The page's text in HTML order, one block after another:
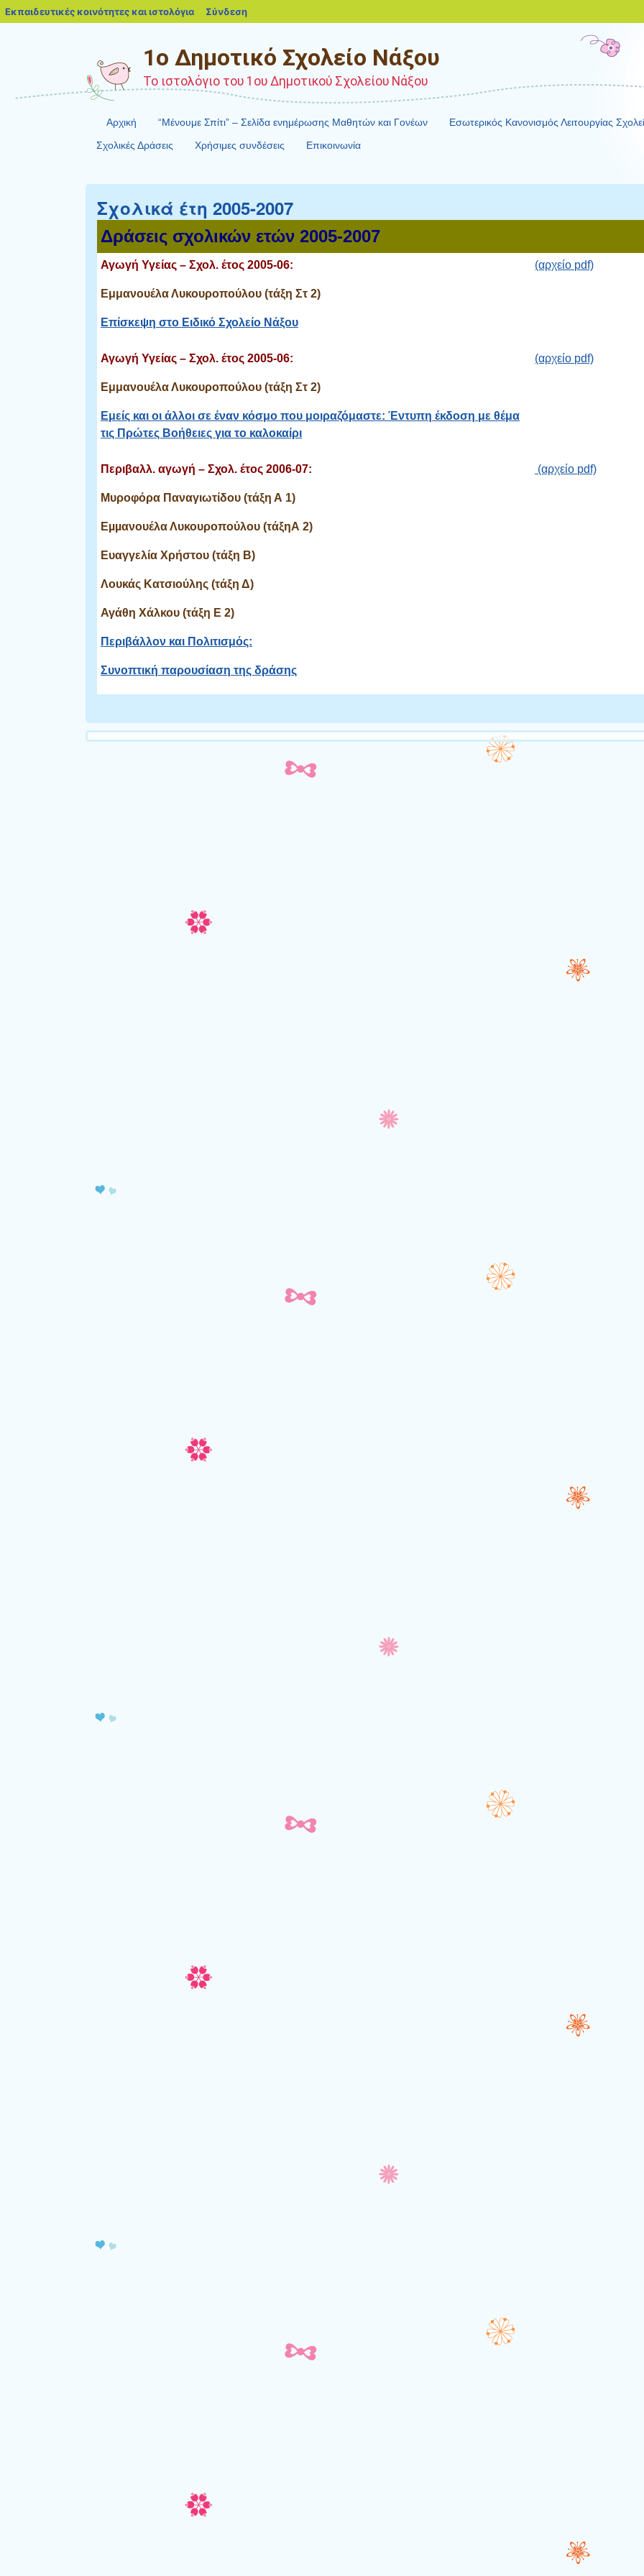
1ο Δημοτικό Σχολείο Νάξου
Το ιστολόγιο του 1ου Δημοτικού Σχολείου Νάξου
Αρχική “Mένουμε Σπίτι” – Σελίδα ενημέρωσης Μαθητών και Γονέων Εσωτερικός Κανονισμός Λειτουργίας
Σχολικές Δράσεις
Χρήσιμες συνδέσεις Επικοινωνία
Σχολικά έτη 2005-2007
Δράσεις σχολικών ετών 2005-2007
Αγωγή Υγείας – Σχολ. έτος 2005-06:
Εμμανουέλα Λυκουροπούλου (τάξη Στ 2)
Επίσκεψη στο Ειδικό Σχολείο Νάξου
(αρχείο pdf)
Αγωγή Υγείας – Σχολ. έτος 2005-06:
Εμμανουέλα Λυκουροπούλου (τάξη Στ 2)
Εμείς και οι άλλοι σε έναν κόσμο που μοιραζόμαστε: Έντυπη έκδοση με θέμα
τις Πρώτες Βοήθειες για το καλοκαίρι
(αρχείο pdf)
Περιβαλλ. αγωγή – Σχολ. έτος 2006-07:
Μυροφόρα Παναγιωτίδου (τάξη Α 1)
Εµµανουέλα Λυκουροπούλου (τάξηΑ 2)
Ευαγγελία Χρήστου (τάξη Β)
Λουκάς Κατσιούλης (τάξη Δ)
Αγάθη Χάλκου (τάξη Ε 2)
Περιβάλλον και Πολιτισμός:
Συνοπτική παρουσίαση της δράσης
(αρχείο pdf)
Εκπαιδευτικές κοινότητες και ιστολόγια blogs.sch.gr
Σύνδεση